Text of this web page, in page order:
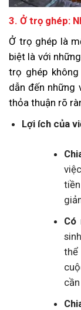
3. Ở trọ ghép:
Ở trọ ghép là
biệt là với
trọ ghép
dẫn đến những
thỏa thuận rõ
Lợi ích của
Có
thể